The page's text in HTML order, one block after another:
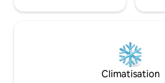
Climatisation